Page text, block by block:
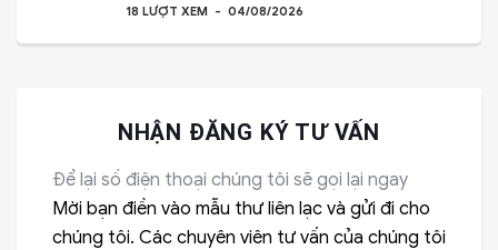
18 LƯỢT XEM 04/08/2026
NHẬN ĐĂNG KÝ TƯ VẤN
Để lại số điện thoại chúng tôi sẽ gọi lại ngay
Mời bạn điền vào mẫu thư liên lạc và gửi đi cho
chúng tôi. Các chuyên viên tư vấn của chúng tôi